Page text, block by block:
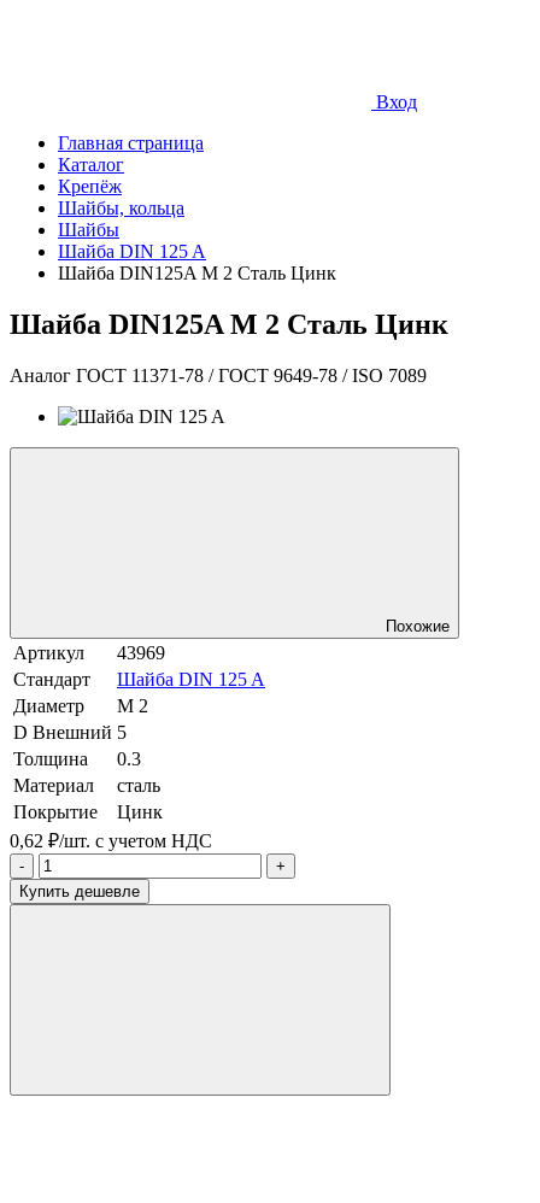
Вход
Главная страница
Каталог
Крепёж
Шайбы, кольца
Шайбы
Шайба DIN 125 A
Шайба DIN125A М 2 Сталь Цинк
Шайба DIN125A М 2 Сталь Цинк
Аналог ГОСТ 11371-78 / ГОСТ 9649-78 / ISO 7089
Похожие
Артикул
43969
Стандарт
Шайба DIN 125 A
Диаметр
М 2
D Внешний 5
Толщина
0.3
Материал
сталь
Покрытие
Цинк
0,62 ₽/шт. с учетом НДС
-
+
Купить дешевле